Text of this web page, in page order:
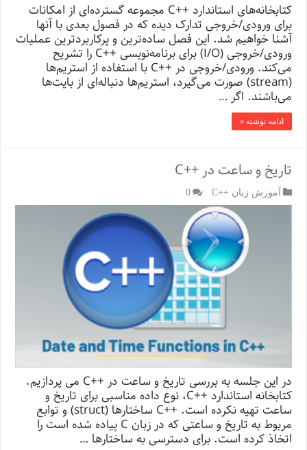
کتابخانه‌های استاندارد ++C مجموعه گسترده‌ای از امکانات
برای ورودی/خروجی تدارک دیده که در فصول بعدی با آنها
آشنا خواهیم شد. این فصل ساده‌ترین و پرکاربردترین عملیات
ورودی/خروجی (I/O) برای برنامه‌نویسی ++C را تشریح
می‌کند. ورودی/خروجی در ++C با استفاده از استریم‌ها
(stream) صورت می‌گیرد، استریم‌ها دنباله‌ای از بایت‌ها
می‌باشند. اگر …
ادامه نوشته »
تاریخ و ساعت در ++C
آموزش زبان ++C 0
در این جلسه به بررسی تاریخ و ساعت در ++C می پردازیم.
کتابخانه استاندارد ++C، نوع داده مناسبی برای تاریخ و
ساعت تهیه نکرده است. ++C ساختارها (struct) و توابع
مربوط به تاریخ و ساعتی که در زبان C پیاده شده است را
اتخاذ کرده است. برای دسترسی به ساختارها …